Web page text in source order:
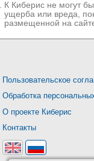
К Киберис не могут
ущерба или вреда,
размещенной на
Пользовательское
Обработка
О проекте Киберис
Контакты